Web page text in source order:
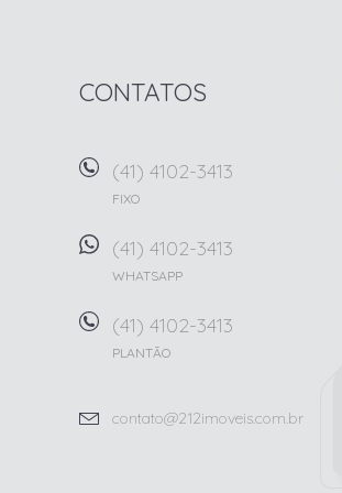
CONTATOS
(41) 4102-3413
FIXO
(41) 4102-3413
WHATSAPP
(41) 4102-3413
PLANTÃO
contato@212imoveis.com.br